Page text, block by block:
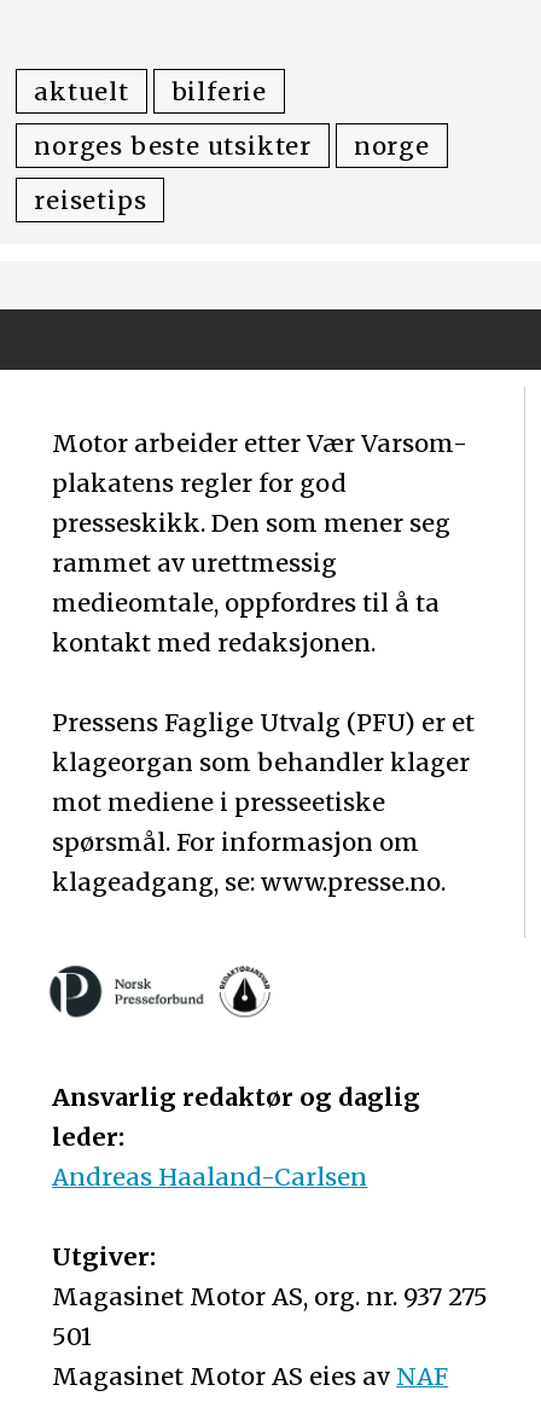
aktuelt
bilferie
norges beste utsikter
norge
reisetips
Motor arbeider etter Vær Varsom-
plakatens regler for god
presseskikk. Den som mener seg
rammet av urettmessig
medieomtale, oppfordres til å ta
kontakt med redaksjonen.
Pressens Faglige Utvalg (PFU) er et
klageorgan som behandler klager
mot mediene i presseetiske
spørsmål. For informasjon om
klageadgang, se: www.presse.no.
Ansvarlig redaktør og daglig
leder:
Andreas Haaland-Carlsen
Utgiver:
Magasinet Motor AS, org. nr. 937 275
501
Magasinet Motor AS eies av NAF